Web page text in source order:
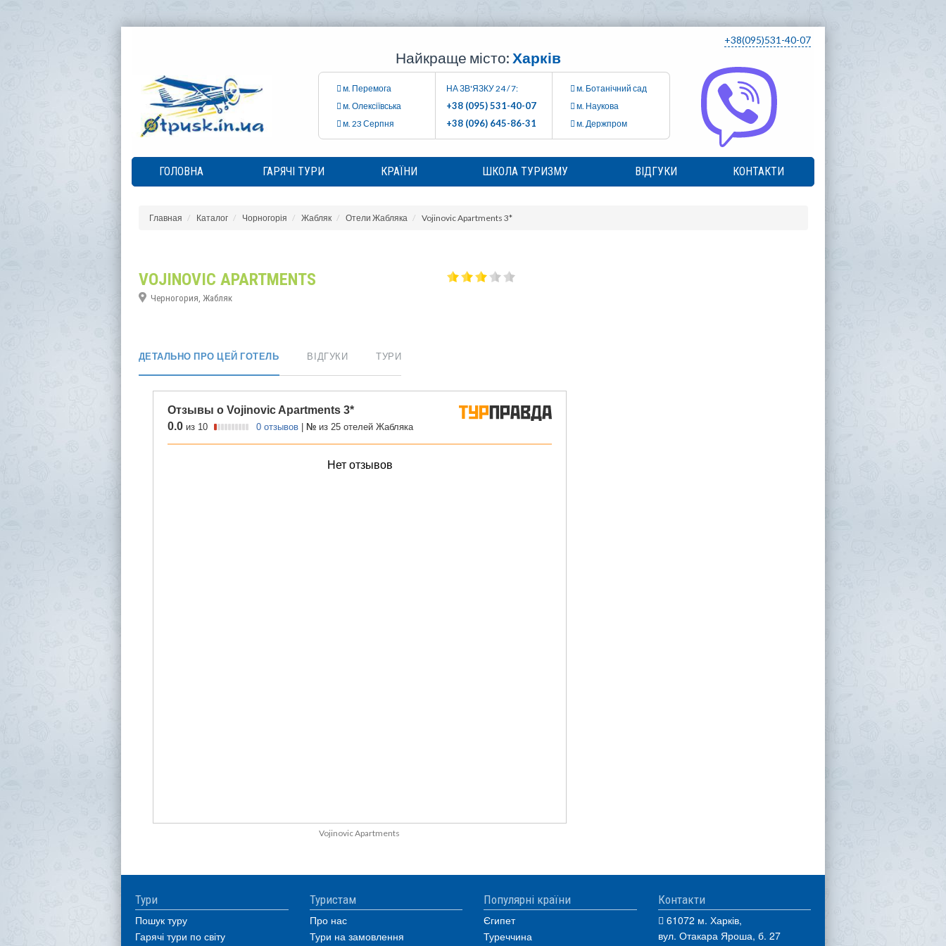
+38(095)531-40-07
Найкраще місто: Харків
м. Перемога
м. Олексіївська
м. 23 Серпня
НА ЗВ'ЯЗКУ 24 / 7:
+38 (095) 531-40-07
+38 (096) 645-86-31
м. Ботанічний сад
м. Наукова
м. Держпром
ГОЛОВНА ГАРЯЧІ ТУРИ КРАЇНИ ШКОЛА ТУРИЗМУ ВІДГУКИ КОНТАКТИ
Главная Каталог Чорногорія Жабляк Отели Жабляка Vojinovic Apartments 3*
VOJINOVIC APARTMENTS
Черногория, Жабляк
ДЕТАЛЬНО ПРО ЦЕЙ ГОТЕЛЬ ВІДГУКИ ТУРИ
Vojinovic Apartments
Тури
Пошук туру
Гарячі тури по світу
Туристам
Про нас
Тури на замовлення
Популярні країни
Єгипет
Туреччина
Контакти
61072 м. Харків,
вул. Отакара Яроша, б. 27